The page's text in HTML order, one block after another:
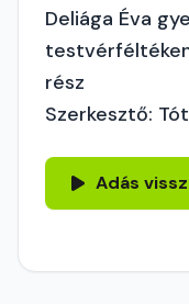
Deliága Éva
rész
Szerkesztő:
Adás